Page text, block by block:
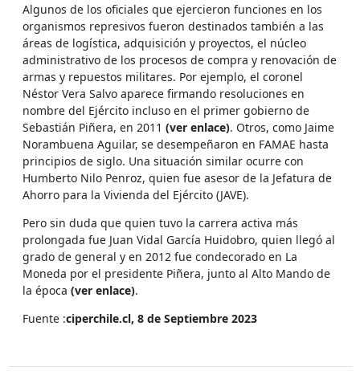
Algunos de los oficiales que ejercieron funciones en los
organismos represivos fueron destinados también a las
áreas de logística, adquisición y proyectos, el núcleo
administrativo de los procesos de compra y renovación de
armas y repuestos militares. Por ejemplo, el coronel
Néstor Vera Salvo aparece firmando resoluciones en
nombre del Ejército incluso en el primer gobierno de
Sebastián Piñera, en 2011 (ver enlace). Otros, como Jaime
Norambuena Aguilar, se desempeñaron en FAMAE hasta
principios de siglo. Una situación similar ocurre con
Humberto Nilo Penroz, quien fue asesor de la Jefatura de
Ahorro para la Vivienda del Ejército (JAVE).
Pero sin duda que quien tuvo la carrera activa más
prolongada fue Juan Vidal García Huidobro, quien llegó al
grado de general y en 2012 fue condecorado en La
Moneda por el presidente Piñera, junto al Alto Mando de
la época (ver enlace).
Fuente :ciperchile.cl, 8 de Septiembre 2023